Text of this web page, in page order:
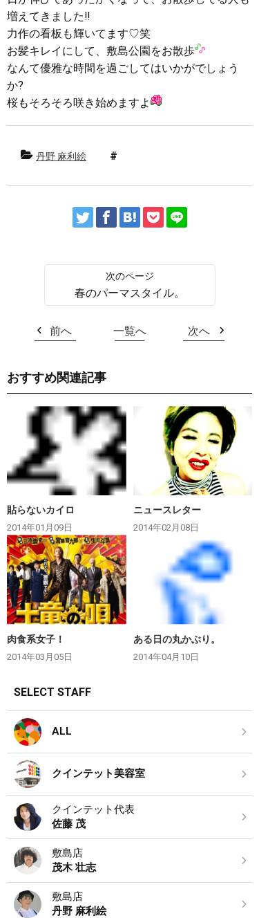
増えてきました‼︎
力作の看板も輝いてます♡笑
お髪キレイにして、敷島公園をお散歩
なんて優雅な時間を過ごしてはいかがでしょう
か?
桜もそろそろ咲き始めますよ
丹野 麻利絵
春のパーマスタイル。
前へ 一覧へ 次へ
おすすめ関連記事
貼らないカイロ
2014年01月09日
ニュースレター
2014年02月08日
肉食系女子！
2014年03月05日
ある日の丸かぶり。
2014年04月10日
SELECT STAFF
ALL
クインテット美容室
クインテット代表
佐藤 茂
敷島店
茂木 壮志
敷島店
丹野 麻利絵